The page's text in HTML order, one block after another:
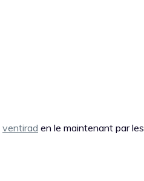
ventirad en le maintenant par les